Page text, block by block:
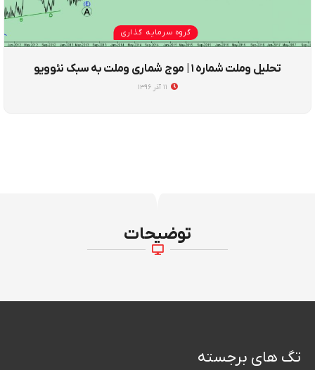
گروه سرمایه گذاری
تحلیل وملت شماره ۱ | موج شماری وملت به سبک نئوویو
توضیحات
تگ های برجسته